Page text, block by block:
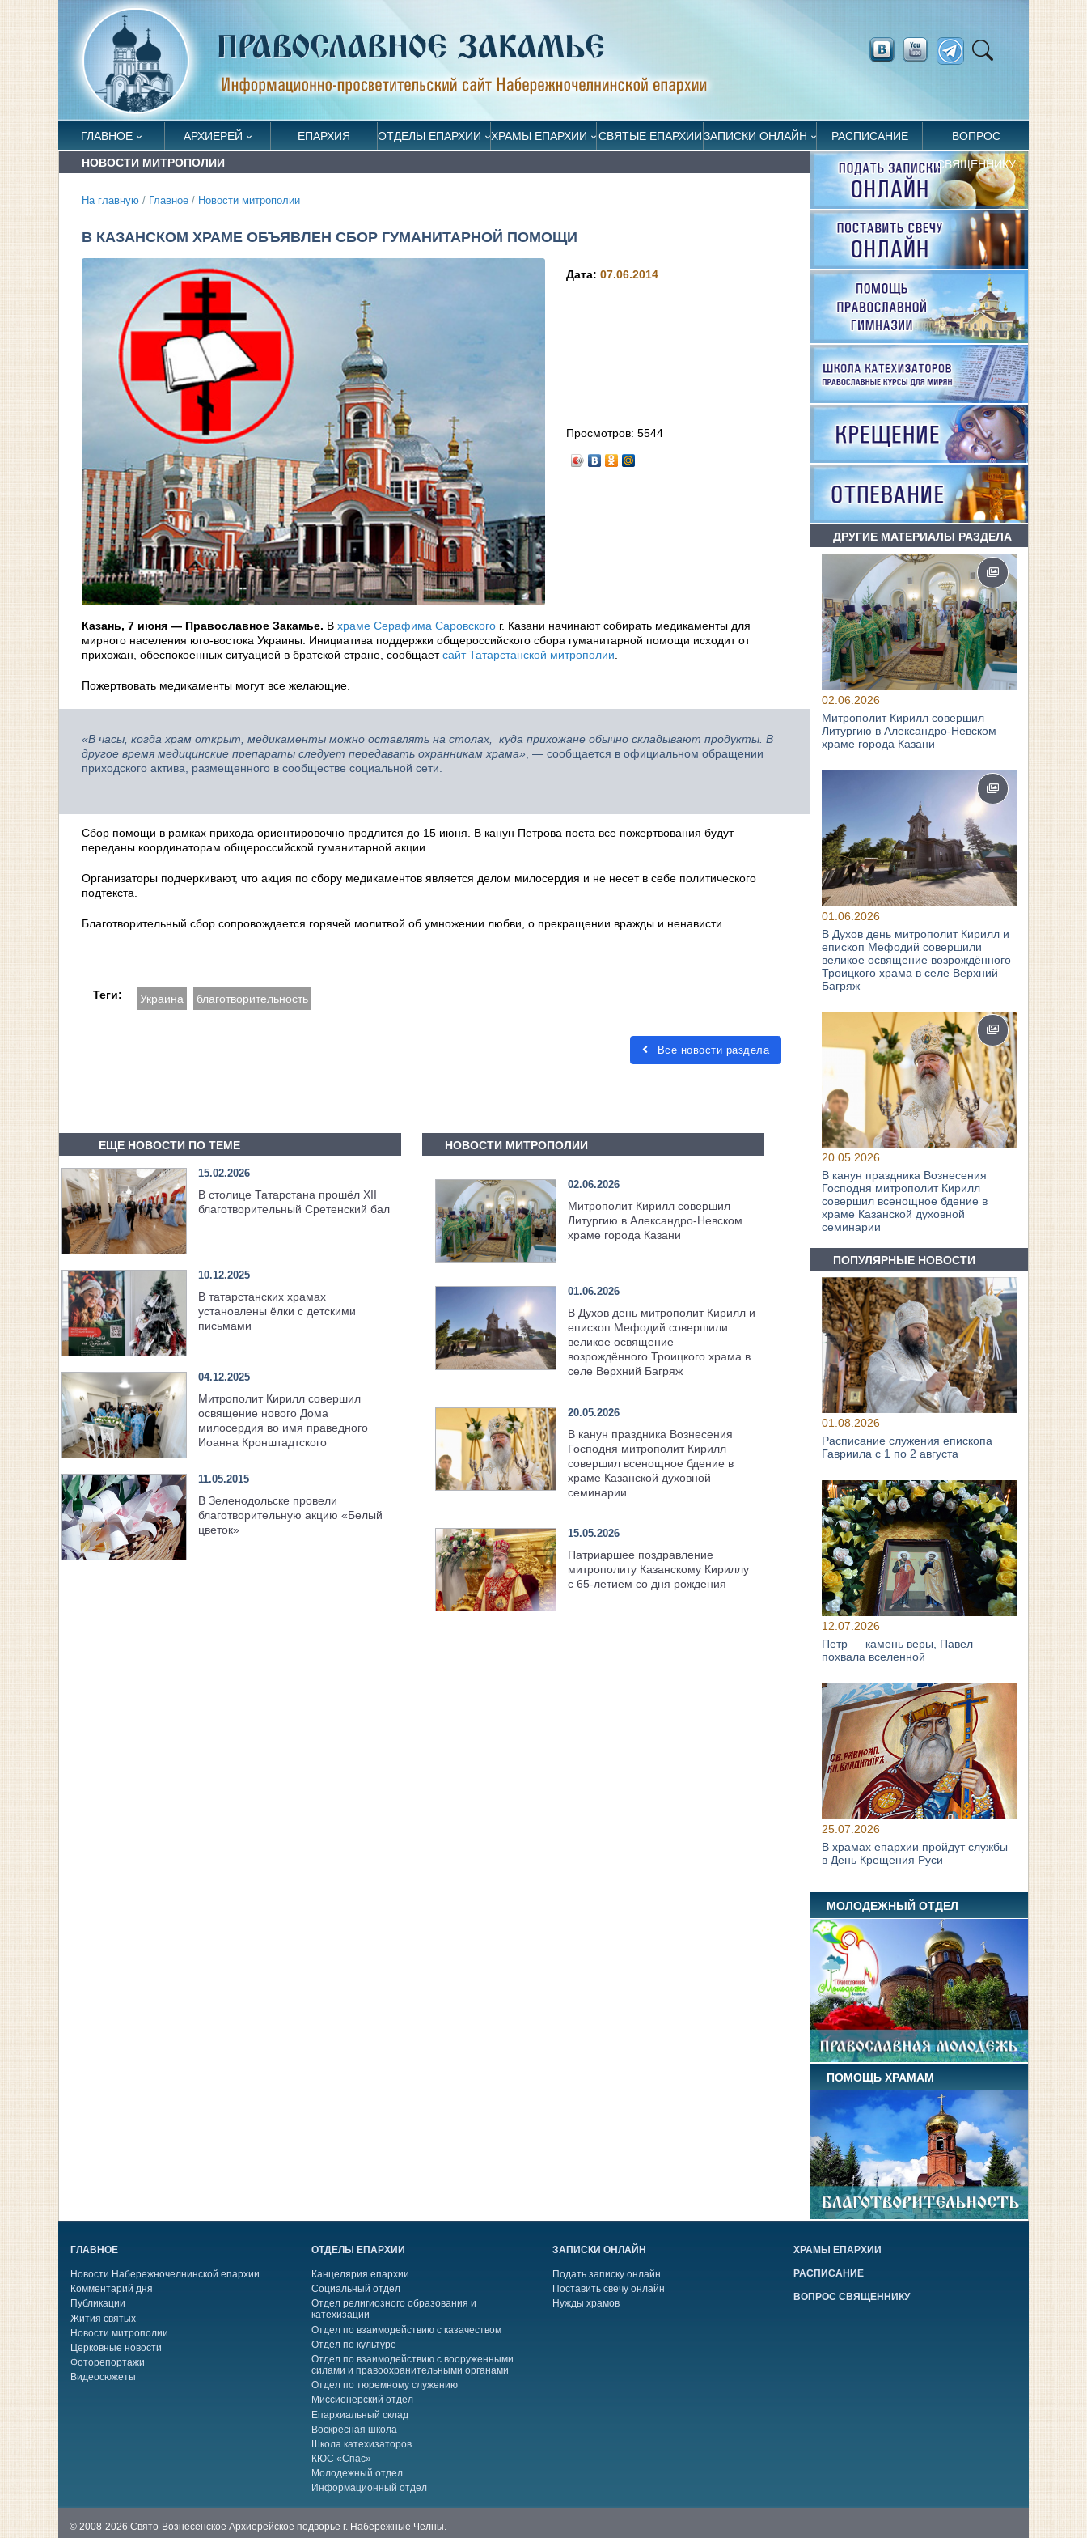
ГЛАВНОЕ АРХИЕРЕЙ ЕПАРХИЯ ОТДЕЛЫ ЕПАРХИИ ХРАМЫ ЕПАРХИИ СВЯТЫЕ ЕПАРХИИЗАПИСКИ ОНЛАЙН РАСПИСАНИЕ ВОПРОС
СВЯЩЕННИКУ
НОВОСТИ МИТРОПОЛИИ
На главную / Главное / Новости митрополии
В КАЗАНСКОМ ХРАМЕ ОБЪЯВЛЕН СБОР ГУМАНИТАРНОЙ ПОМОЩИ
Дата:07.06.2014
Просмотров:5544
Казань, 7 июня — Православное Закамье. В храме Серафима Саровского г. Казани начинают собирать медикаменты для
мирного населения юго-востока Украины. Инициатива поддержки общероссийского сбора гуманитарной помощи исходит от
прихожан, обеспокоенных ситуацией в братской стране, сообщаетсайт Татарстанской митрополии.
Пожертвовать медикаменты могут все желающие.
«В часы, когда храм открыт, медикаменты можно оставлять на столах, куда прихожане обычно складывают продукты. В
другое время медицинские препараты следует передавать охранникам храма», — сообщается в официальном обращении
приходского актива, размещенного в сообществе социальной сети.
Сбор помощи в рамках прихода ориентировочно продлится до 15 июня. В канун Петрова поста все пожертвования будут
переданы координаторам общероссийской гуманитарной акции.
Организаторы подчеркивают, что акция по сбору медикаментов является делом милосердия и не несет в себе политического
подтекста.
Благотворительный сбор сопровождается горячей молитвой об умножении любви, о прекращении вражды и ненависти.
Теги: Украина благотворительность
Все новости раздела
ЕЩЕ НОВОСТИ ПО ТЕМЕ
15.02.2026
В столице Татарстана прошёл XII
благотворительный Сретенский бал
10.12.2025
В татарстанских храмах
установлены ёлки с детскими
письмами
04.12.2025
Митрополит Кирилл совершил
освящение нового Дома
милосердия во имя праведного
Иоанна Кронштадтского
11.05.2015
В Зеленодольске провели
благотворительную акцию «Белый
цветок»
НОВОСТИ МИТРОПОЛИИ
02.06.2026
Митрополит Кирилл совершил
Литургию в Александро-Невском
храме города Казани
01.06.2026
В Духов день митрополит Кирилл и
епископ Мефодий совершили
великое освящение
возрождённого Троицкого храма в
селе Верхний Багряж
20.05.2026
В канун праздника Вознесения
Господня митрополит Кирилл
совершил всенощное бдение в
храме Казанской духовной
семинарии
15.05.2026
Патриаршее поздравление
митрополиту Казанскому Кириллу
с 65-летием со дня рождения
ДРУГИЕ МАТЕРИАЛЫ РАЗДЕЛА
02.06.2026
Митрополит Кирилл совершил
Литургию в Александро-Невском
храме города Казани
01.06.2026
В Духов день митрополит Кирилл и
епископ Мефодий совершили
великое освящение возрождённого
Троицкого храма в селе Верхний
Багряж
20.05.2026
В канун праздника Вознесения
Господня митрополит Кирилл
совершил всенощное бдение в
храме Казанской духовной
семинарии
ПОПУЛЯРНЫЕ НОВОСТИ
01.08.2026
Расписание служения епископа
Гавриила с 1 по 2 августа
12.07.2026
Петр — камень веры, Павел —
похвала вселенной
25.07.2026
В храмах епархии пройдут службы
в День Крещения Руси
МОЛОДЕЖНЫЙ ОТДЕЛ
ПОМОЩЬ ХРАМАМ
ГЛАВНОЕ
Новости Набережночелнинской епархии
Комментарий дня
Публикации
Жития святых
Новости митрополии
Церковные новости
Фоторепортажи
Видеосюжеты
ОТДЕЛЫ ЕПАРХИИ
Канцелярия епархии
Социальный отдел
Отдел религиозного образования и
катехизации
Отдел по взаимодействию с казачеством
Отдел по культуре
Отдел по взаимодействию с вооруженными
силами и правоохранительными органами
Отдел по тюремному служению
Миссионерский отдел
Епархиальный склад
Воскресная школа
Школа катехизаторов
КЮС «Спас»
Молодежный отдел
Информационный отдел
ЗАПИСКИ ОНЛАЙН
Подать записку онлайн
Поставить свечу онлайн
Нужды храмов
ХРАМЫ ЕПАРХИИ
РАСПИСАНИЕ
ВОПРОС СВЯЩЕННИКУ
© 2008-2026 Свято-Вознесенское Архиерейское подворье г. Набережные Челны.